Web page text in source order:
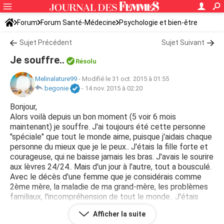
Forum Forum Santé-Médecine Psychologie et bien-être
Sujet Précédent Sujet Suivant
Je souffre.. Résolu
Melinalature99 - Modifié le 31 oct. 2015 à 01:55
begonie
- 14 nov. 2015 à 02:20
Bonjour,
Alors voilà depuis un bon moment (5 voir 6 mois
maintenant) je souffre. J'ai toujours été cette personne
"spéciale" que tout le monde aime, puisque j'aidais chaque
personne du mieux que je le peux.. J'étais la fille forte et
courageuse, qui ne baisse jamais les bras. J'avais le sourire
aux lèvres 24/24.. Mais d'un jour à l'autre, tout a bousculé.
Avec le décès d'une femme que je considérais comme
2ème mère, la maladie de ma grand-mère, les problèmes
familiaux, l'incompréhension de tout le monde.. J'étais
entouré mais je vivais seule.. Le soir, je ne peux pas
m'empêcher d'éclater en sanglot et de pleurer toute les
Afficher la suite